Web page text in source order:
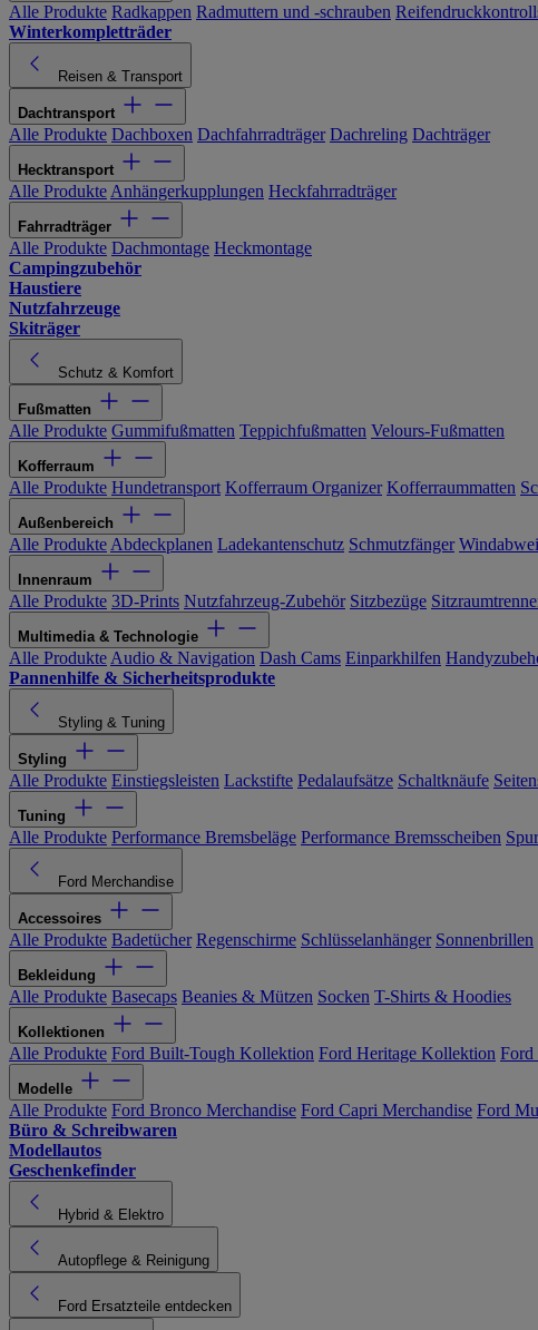
Alle Produkte Radkappen Radmuttern und -schrauben
Winterkompletträder
Reisen & Transport
Dachtransport
Alle Produkte Dachboxen Dachfahrradträger Dachreling Dachträger
Hecktransport
Alle Produkte Anhängerkupplungen Heckfahrradträger
Fahrradträger
Alle Produkte Dachmontage Heckmontage
Campingzubehör
Haustiere
Nutzfahrzeuge
Skiträger
Schutz & Komfort
Fußmatten
Alle Produkte Gummifußmatten Teppichfußmatten Velours-Fußmatten
Kofferraum
Alle Produkte Hundetransport Kofferraum Organizer Kofferraummatten
Außenbereich
Alle Produkte Abdeckplanen Ladekantenschutz Schmutzfänger
Innenraum
Alle Produkte 3D-Prints Nutzfahrzeug-Zubehör Sitzbezüge
Multimedia & Technologie
Alle Produkte Audio & Navigation Dash Cams Einparkhilfen
Pannenhilfe & Sicherheitsprodukte
Styling & Tuning
Styling
Alle Produkte Einstiegsleisten Lackstifte Pedalaufsätze Schaltknäufe
Tuning
Alle Produkte Performance Bremsbeläge Performance Bremsscheiben
Ford Merchandise
Accessoires
Alle Produkte Badetücher Regenschirme Schlüsselanhänger Sonnenbrillen
Bekleidung
Alle Produkte Basecaps Beanies & Mützen Socken T-Shirts & Hoodies
Kollektionen
Alle Produkte Ford Built-Tough Kollektion Ford Heritage Kollektion
Modelle
Alle Produkte Ford Bronco Merchandise Ford Capri Merchandise Ford
Büro & Schreibwaren
Modellautos
Geschenkefinder
Hybrid & Elektro
Autopflege & Reinigung
Ford Ersatzteile entdecken